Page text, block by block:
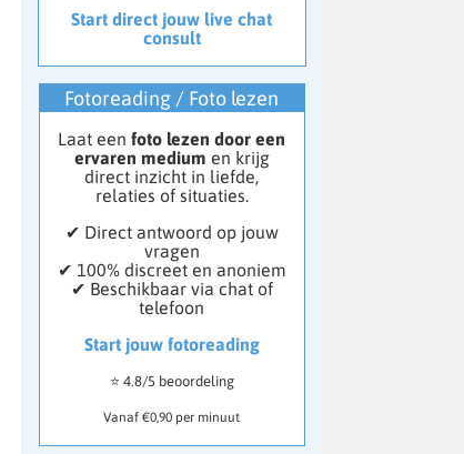
Start direct jouw live chat
consult
Fotoreading / Foto lezen
Laat eenfoto lezen door een
ervaren medium en krijg
direct inzicht in liefde,
relaties of situaties.
✔ Direct antwoord op jouw
vragen
✔ 100% discreet en anoniem
✔ Beschikbaar via chat of
telefoon
Start jouw fotoreading
⭐ 4.8/5 beoordeling
Vanaf €0,90 per minuut